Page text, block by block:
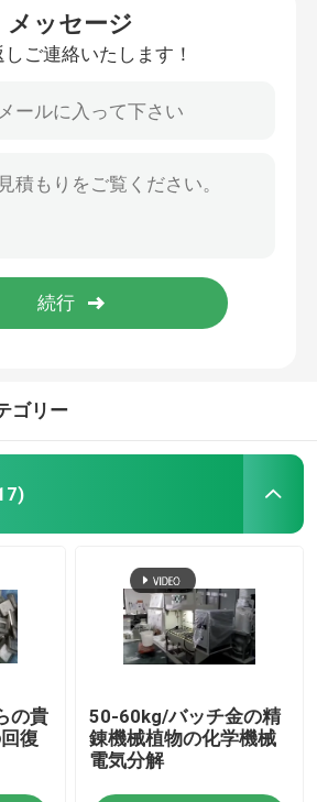
械
装置
メッセージ
ご連絡いたします！
ゴリー
の貴
復
50-60kg/バッチ金の精
錬機械植物の化学機械
電気分解